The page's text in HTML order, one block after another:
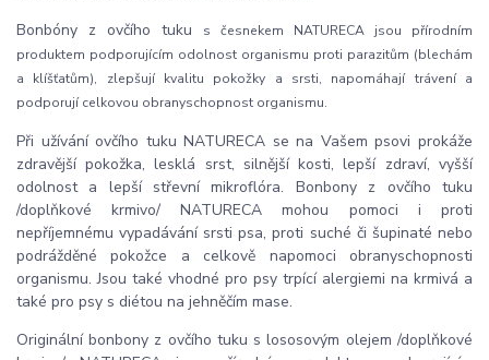
Bonbóny z ovčího tuku
s česnekem NATURECA jsou přírodním
produktem podporujícím odolnost organismu proti parazitům (blechám
a klíšťatům), zlepšují kvalitu pokožky a srsti, napomáhají trávení a
podporují celkovou obranyschopnost organismu.
Při užívání ovčího tuku NATURECA se na Vašem psovi prokáže
zdravější pokožka, lesklá srst, silnější kosti, lepší zdraví, vyšší
odolnost a lepší střevní mikroflóra. Bonbony z ovčího tuku
/doplňkové krmivo/ NATURECA mohou pomoci i proti
nepříjemnému vypadávání srsti psa, proti suché či šupinaté nebo
podrážděné pokožce a celkově napomoci obranyschopnosti
organismu. Jsou také vhodné pro psy trpící alergiemi na krmivá a
také pro psy s diétou na jehněčím mase.
Originální bonbony z ovčího tuku s lososovým olejem /doplňkové